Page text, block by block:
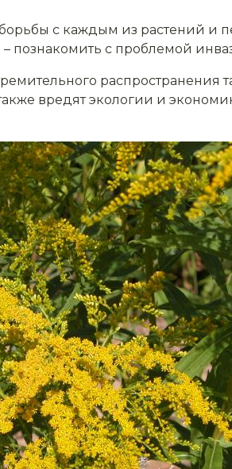
с каждым из растений и
познакомить с проблемой
распространения
вредят экологии и